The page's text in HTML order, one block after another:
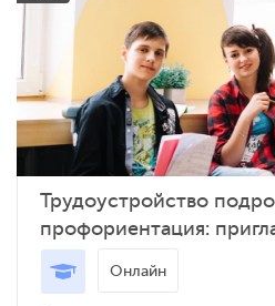
Трудоустройство
профориентация:
Онлайн